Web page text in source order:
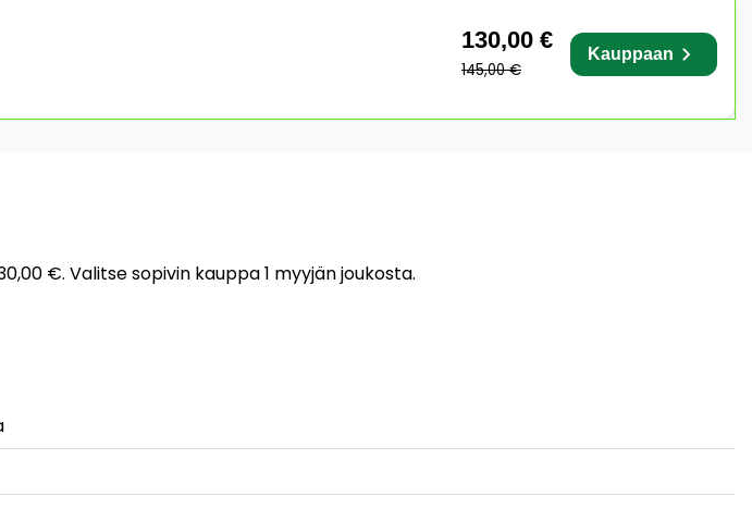
130,00 €
145,00 €
Kauppaan
€. Valitse sopivin kauppa 1 myyjän joukosta.